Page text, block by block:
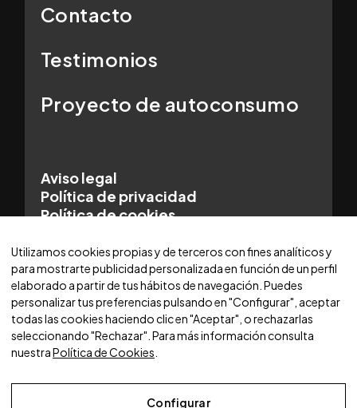
Contacto
Testimonios
Proyecto de autoconsumo
Aviso legal
Política de privacidad
Política de cookies
Utilizamos cookies propias y de terceros con fines analíticos y
para mostrarte publicidad personalizada en función de un perfil
elaborado a partir de tus hábitos de navegación. Puedes
personalizar tus preferencias pulsando en "Configurar", aceptar
todas las cookies haciendo clic en "Aceptar", o rechazarlas
seleccionando "Rechazar". Para más información consulta
nuestraPolítica de Cookies
Configurar